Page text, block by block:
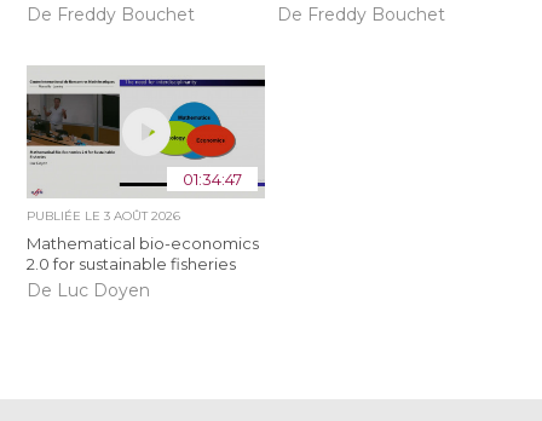
De Freddy Bouchet De Freddy Bouchet
01:34:47
PUBLIÉE LE3 AOÛT 2026
Mathematical bio-economics
2.0 for sustainable fisheries
De Luc Doyen